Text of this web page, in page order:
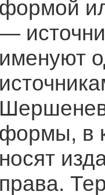
формой
именуют
формы, в
носят
права.